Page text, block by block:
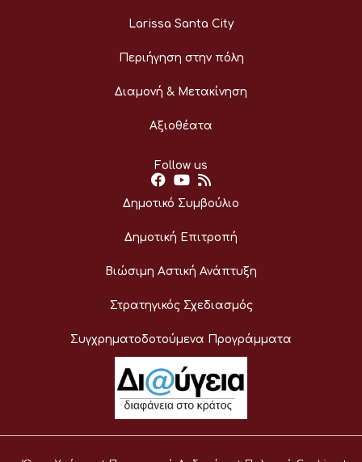
Larissa Santa City
Περιήγηση στην πόλη
Διαμονή & Μετακίνηση
Αξιοθέατα
Follow us
Δημοτικό Συμβούλιο
Δημοτική Επιτροπή
Βιώσιμη Αστική Ανάπτυξη
Στρατηγικός Σχεδιασμός
Συγχρηματοδοτούμενα Προγράμματα